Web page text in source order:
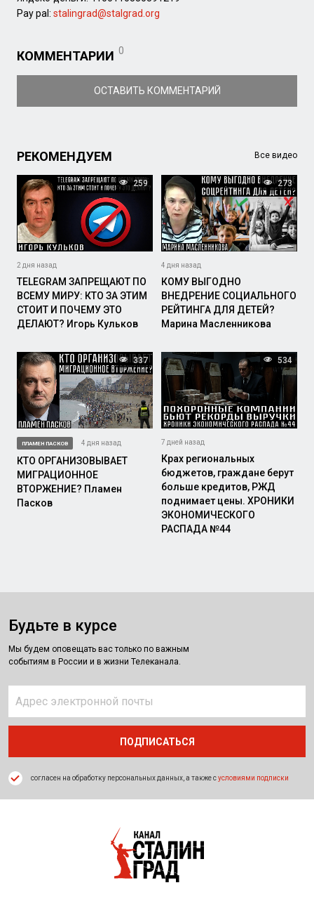
Pay pal: stalingrad@stalgrad.org
КОММЕНТАРИИ 0
ОСТАВИТЬ КОММЕНТАРИЙ
РЕКОМЕНДУЕМ Все видео
259
2 дня назад
TELEGRAM ЗАПРЕЩАЮТ ПО
ВСЕМУ МИРУ: КТО ЗА ЭТИМ
СТОИТ И ПОЧЕМУ ЭТО
ДЕЛАЮТ? Игорь Кульков
273
4 дня назад
КОМУ ВЫГОДНО
ВНЕДРЕНИЕ СОЦИАЛЬНОГО
РЕЙТИНГА ДЛЯ ДЕТЕЙ?
Марина Масленникова
337
ПЛАМЕН ПАСКОВ 4 дня назад
КТО ОРГАНИЗОВЫВАЕТ
МИГРАЦИОННОЕ
ВТОРЖЕНИЕ? Пламен
Пасков
534
7 дней назад
Крах региональных
бюджетов, граждане берут
больше кредитов, РЖД
поднимает цены. ХРОНИКИ
ЭКОНОМИЧЕСКОГО
РАСПАДА №44
Будьте в курсе
Мы будем оповещать вас только по важным
событиям в России и в жизни Телеканала.
согласен на обработку персональных данных, а также сусловиями подписки